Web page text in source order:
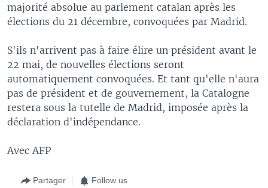
majorité absolue au parlement catalan après les
élections du 21 décembre, convoquées par Madrid.
S'ils n'arrivent pas à faire élire un président avant le
22 mai, de nouvelles élections seront
automatiquement convoquées. Et tant qu'elle n'aura
pas de président et de gouvernement, la Catalogne
restera sous la tutelle de Madrid, imposée après la
déclaration d'indépendance.
Avec AFP
Partager Follow us